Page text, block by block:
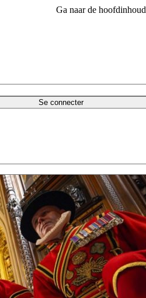
Ga naar de hoofdinhoud
Se connecter